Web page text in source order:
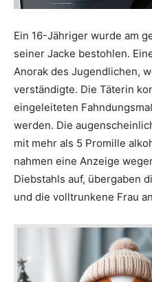
Ein 16-Jähriger wurde am
seiner Jacke bestohlen.
Anorak des Jugendlichen,
verständigte. Die Täterin
eingeleiteten
werden. Die
mit mehr als 5 Promille
nahmen eine Anzeige
Diebstahls auf, übergaben
und die volltrunkene Frau